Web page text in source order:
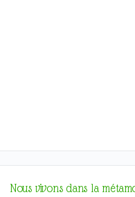
Nous vivons dans la